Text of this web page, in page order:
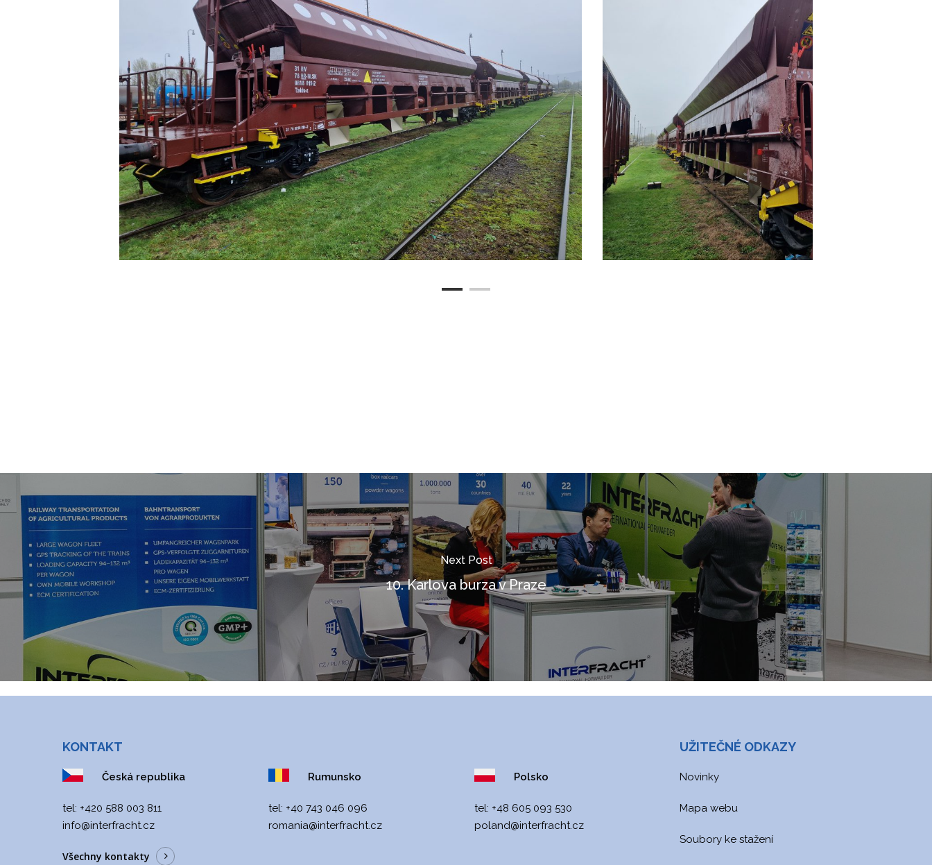
Next Post
10. Karlova burza v Praze
KONTAKT
Česká republika
tel: +420 588 003 811
info@interfracht.cz
Všechny kontakty
Rumunsko
tel: +40 743 046 096
romania@interfracht.cz
Polsko
tel: +48 605 093 530
poland@interfracht.cz
UŽITEČNÉ ODKAZY
Novinky
Mapa webu
Soubory ke stažení